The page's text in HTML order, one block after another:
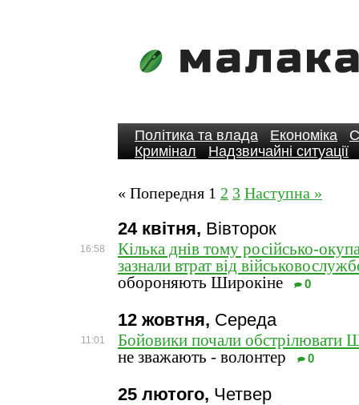
Політика та влада Економіка
Кримінал
Надзвичайні ситуації
« Попередня 1 2 3 Наступна »
24 квітня, Вівторок
16:58
Кілька днів тому російсько-
зазнали втрат від
обороняють Широкіне
0
12 жовтня, Середа
11:01
Бойовики почали обстрілювати
не зважають - волонтер
0
25 лютого, Четвер